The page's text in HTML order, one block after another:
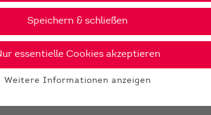
Speichern & schließen
essentielle Cookies akzeptieren
Weitere Informationen anzeigen